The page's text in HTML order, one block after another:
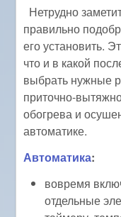
Нетрудно
правильно
его установить.
что и в какой
выбрать нужные
приточно-
обогрева и
автоматике.
Автоматика:
вовремя
отдельные